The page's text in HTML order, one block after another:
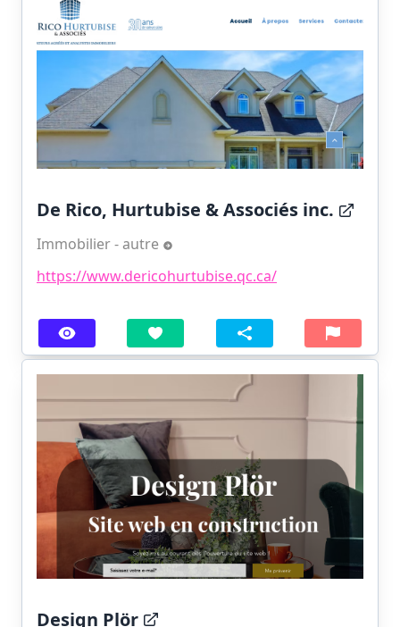
De Rico, Hurtubise & Associés inc.
Immobilier - autre
https://www.dericohurtubise.qc.ca/
Design Plör